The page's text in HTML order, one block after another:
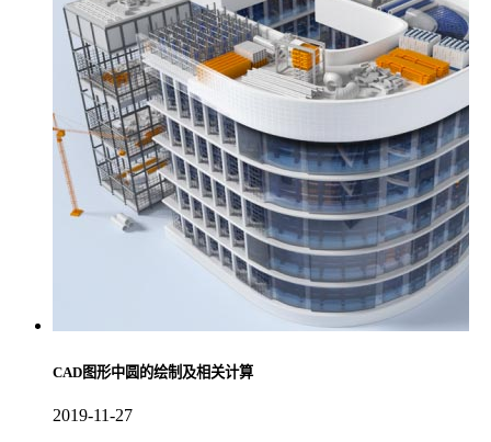
CAD图形中圆的绘制及相关计算
2019-11-27